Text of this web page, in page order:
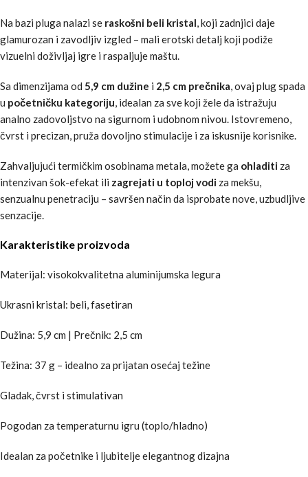
Na bazi pluga nalazi se raskošni beli kristal, koji zadnjici daje
glamurozan i zavodljiv izgled – mali erotski detalj koji podiže
vizuelni doživljaj igre i raspaljuje maštu.
Sa dimenzijama od 5,9 cm dužine i 2,5 cm prečnika, ovaj plug spada
u početničku kategoriju, idealan za sve koji žele da istražuju
analno zadovoljstvo na sigurnom i udobnom nivou. Istovremeno,
čvrst i precizan, pruža dovoljno stimulacije i za iskusnije korisnike.
Zahvaljujući termičkim osobinama metala, možete ga ohladiti za
intenzivan šok-efekat ili zagrejati u toploj vodi za mekšu,
senzualnu penetraciju – savršen način da isprobate nove, uzbudljive
senzacije.
Karakteristike proizvoda
Materijal: visokokvalitetna aluminijumska legura
Ukrasni kristal: beli, fasetiran
Dužina: 5,9 cm | Prečnik: 2,5 cm
Težina: 37 g – idealno za prijatan osećaj težine
Gladak, čvrst i stimulativan
Pogodan za temperaturnu igru (toplo/hladno)
Idealan za početnike i ljubitelje elegantnog dizajna